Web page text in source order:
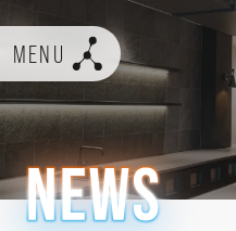
MENU